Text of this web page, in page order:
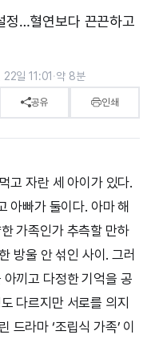
정…혈연보다 끈끈하고
일 11:01 ·약 8분
공유 인쇄
고 자란 세 아이가 있다.
아빠가 둘이다. 아마 해
가족인가 추측할 만하
방울 안 섞인 사이. 그러
끼고 다정한 기억을 공
다르지만 서로를 의지
드라마 ‘조립식 가족’ 이